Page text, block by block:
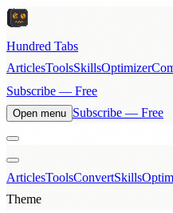
Hundred Tabs
ArticlesToolsSkillsOptimizer
Subscribe — Free
Open menu Subscribe — Free
ArticlesToolsConvertSkills
Theme